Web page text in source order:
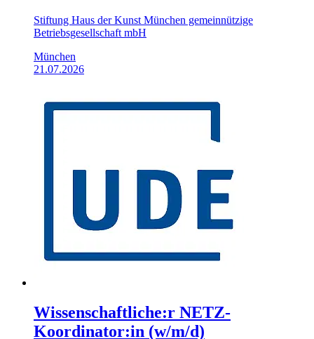
Stiftung Haus der Kunst München gemeinnützige
Betriebsgesellschaft mbH
München
21.07.2026
Wissenschaftliche:r NETZ-
Koordinator:in (w/m/d)